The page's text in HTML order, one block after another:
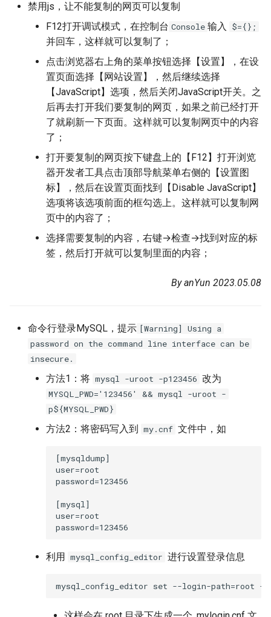
禁用js，让不能复制的网页可以复制
F12打开调试模式，在控制台 Console 输入 $={};
并回车，这样就可以复制了；
点击浏览器右上角的菜单按钮选择【设置】，在设
置页面选择【网站设置】，然后继续选择
【JavaScript】选项，然后关闭JavaScript开关。之
后再去打开我们要复制的网页，如果之前已经打开
了就刷新一下页面。这样就可以复制网页中的内容
了；
打开要复制的网页按下键盘上的【F12】打开浏览
器开发者工具点击顶部导航菜单右侧的【设置图
标】，然后在设置页面找到【Disable JavaScript】
选项将该选项前面的框勾选上。这样就可以复制网
页中的内容了；
选择需要复制的内容，右键→检查→找到对应的标
签，然后打开就可以复制里面的内容；
By anYun 2023.05.08
命令行登录MySQL，提示 [Warning] Using a
password on the command line interface can be
insecure.
方法1：将 mysql -uroot -p123456 改为
MYSQL_PWD='123456' && mysql -uroot -
p${MYSQL_PWD}
方法2：将密码写入到 my.cnf 文件中，如
[mysqldump]
user=root
password=123456
[mysql]
user=root
利用 mysql_config_editor 进行设置登录信息